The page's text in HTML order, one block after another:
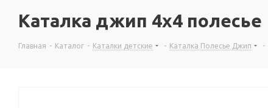
Каталка джип 4х4 полесье
Главная - Каталог - Каталки детские - Каталка Полесье Джип -